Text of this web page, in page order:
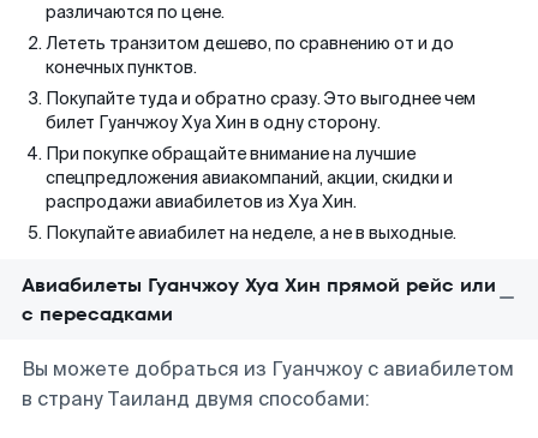
различаются по цене.
Лететь транзитом дешево, по сравнению от и до
конечных пунктов.
Покупайте туда и обратно сразу. Это выгоднее чем
билет Гуанчжоу Хуа Хин в одну сторону.
При покупке обращайте внимание на лучшие
спецпредложения авиакомпаний, акции, скидки и
распродажи авиабилетов из Хуа Хин.
Покупайте авиабилет на неделе, а не в выходные.
Авиабилеты Гуанчжоу Хуа Хин прямой рейс или
с пересадками
Вы можете добраться из Гуанчжоу с авиабилетом
в страну Таиланд двумя способами: